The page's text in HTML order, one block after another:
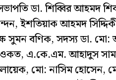
ডা. শিব্বির আহমদ
ইশতিয়াক আহমদ
সুমন বণিক, সদস্য ডা.
এ.কে.এম. আহাদুস
মো: নাসিম হোসেন,